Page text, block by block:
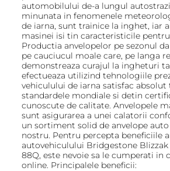
automobilului de-a lungul
minunata in fenomenele
de iarna, sunt trainice la inghet, iar
masinei isi tin caracteristicile
Productia anvelopelor pe sezonul da
pe cauciucul moale care, pe langa
demonstreaza curajul la ingheturi
efectueaza utilizind tehnologiile
vehiculului de iarna satisfac absolut
standardele mondiale si detin
cunoscute de calitate. Anvelopele
sunt asigurarea a unei calatorii
un sortiment solid de anvelope
nostru. Pentru percepta beneficiile
autovehiculului Bridgestone Blizzak
88Q, este nevoie sa le cumperati in
online. Principalele beneficii: